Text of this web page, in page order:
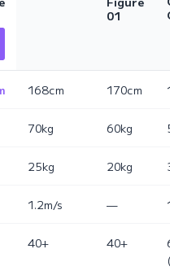
01
168cm 170cm
70kg 60kg
25kg 20kg
1.2m/s —
40+ 40+